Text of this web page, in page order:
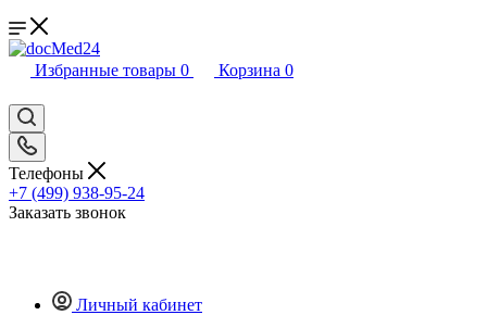
Избранные товары 0 Корзина 0
Телефоны
+7 (499) 938-95-24
Заказать звонок
Личный кабинет